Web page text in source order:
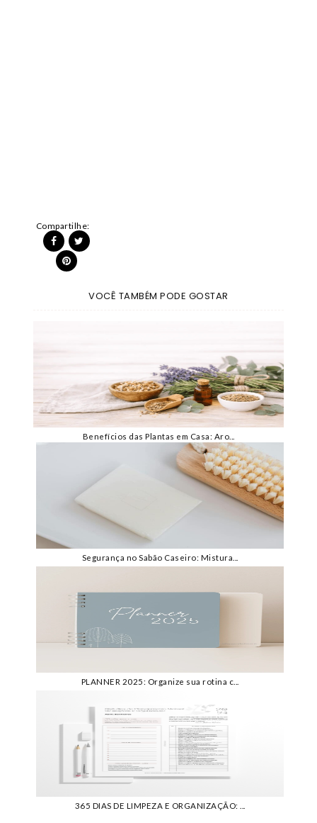
Compartilhe:
VOCÊ TAMBÉM PODE GOSTAR
Benefícios das Plantas em Casa: Aro...
Segurança no Sabão Caseiro: Mistura...
PLANNER 2025: Organize sua rotina c...
365 DIAS DE LIMPEZA E ORGANIZAÇÃO: ...